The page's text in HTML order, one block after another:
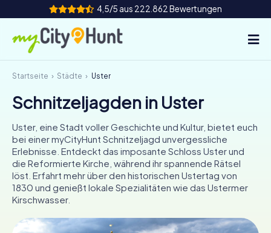
4,5/5 aus 222.862 Bewertungen
So funktioniert's
Städte
Touren
Teamevent
Tickets
INT AT CH
DE
Startseite Städte Uster
Schnitzeljagden in Uster
Uster, eine Stadt voller Geschichte und Kultur, bietet euch
bei einer myCityHunt Schnitzeljagd unvergessliche
Erlebnisse. Entdeckt das imposante Schloss Uster und
die Reformierte Kirche, während ihr spannende Rätsel
löst. Erfahrt mehr über den historischen Ustertag von
1830 und genießt lokale Spezialitäten wie das Ustermer
Kirschwasser.